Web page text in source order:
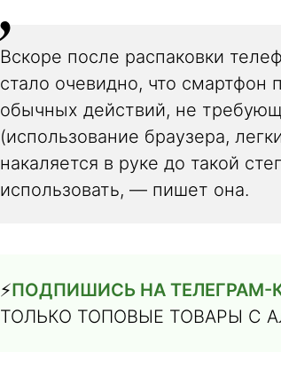
Вскоре после распаковки
стало очевидно, что смартфон
обычных действий, не
(использование браузера,
накаляется в руке до такой
использовать, — пишет она.
⚡️ПОДПИШИСЬ НА ТЕЛЕГРАМ-
ТОЛЬКО ТОПОВЫЕ ТОВАРЫ С